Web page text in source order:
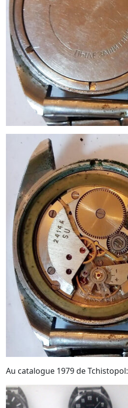
Au catalogue 1979 de Tchistopol: